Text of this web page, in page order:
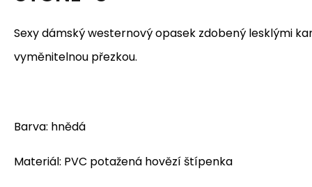
Sexy dámský westernový opasek zdobený lesklými
vyměnitelnou přezkou.
Barva: hnědá
Materiál: PVC potažená hovězí štípenka